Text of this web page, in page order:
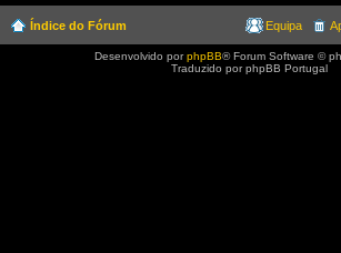
Índice do Fórum Equipa
Desenvolvido porphpBB® Forum Software ©
Traduzido por phpBB Portugal